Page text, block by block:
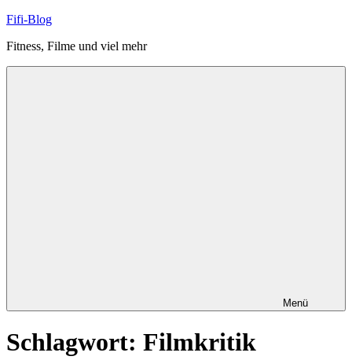
Zum
springen
Fifi-Blog
Fitness, Filme und viel mehr
Menü
Schlagwort: Filmkritik